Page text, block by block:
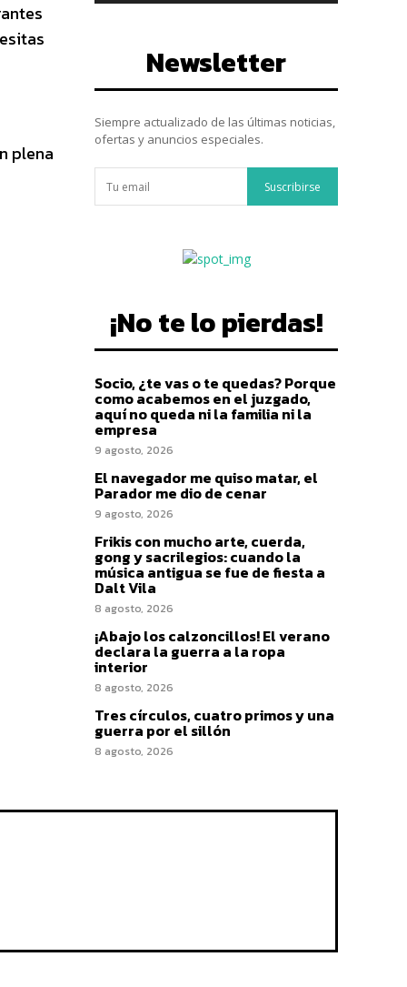
plena
Newsletter
Siempre actualizado de las últimas noticias,
ofertas y anuncios especiales.
Suscribirse
¡No te lo pierdas!
Socio, ¿te vas o te quedas? Porque
como acabemos en el juzgado,
aquí no queda ni la familia ni la
empresa
9 agosto, 2026
El navegador me quiso matar, el
Parador me dio de cenar
9 agosto, 2026
Frikis con mucho arte, cuerda,
gong y sacrilegios: cuando la
música antigua se fue de fiesta a
Dalt Vila
8 agosto, 2026
¡Abajo los calzoncillos! El verano
declara la guerra a la ropa
interior
8 agosto, 2026
Tres círculos, cuatro primos y una
guerra por el sillón
8 agosto, 2026